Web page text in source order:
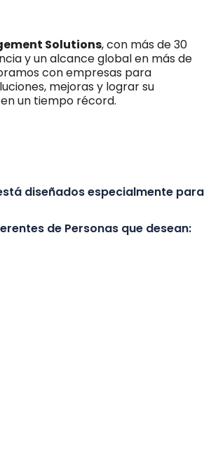
Solutions, con más de 30
y un alcance global en más de
con empresas para
mejoras y lograr su
un tiempo récord.
diseñados especialmente para
de Personas que desean: